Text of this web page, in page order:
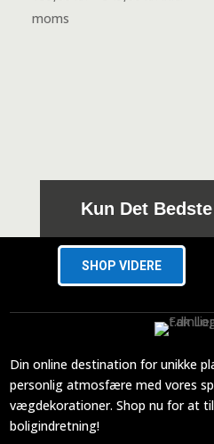
moms
Kun Det
SHOP VIDERE
Din online destination for unikke
personlig atmosfære med vores
vægdekorationer. Shop nu for at
boligindretning!